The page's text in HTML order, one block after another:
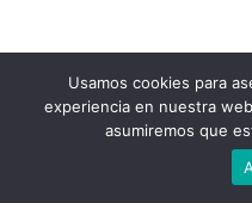
Usamos cookies para
experiencia en nuestra
asumiremos que